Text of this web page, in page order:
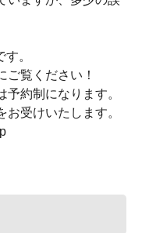
。
ご覧ください！
約制になります。
お受けいたします。